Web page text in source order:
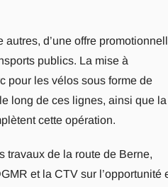
autres, d’une offre
publics. La mise à
pour les vélos sous forme de
long de ces lignes, ainsi que la
cette opération.
travaux de la route de Berne,
et la CTV sur l’opportunité